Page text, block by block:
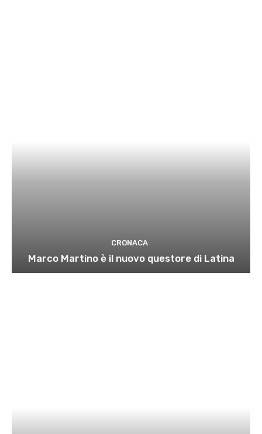
CRONACA
Marco Martino è il nuovo questore di Latina